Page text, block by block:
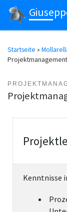
Zum Inhalt
Startseite »
Projektmanagement
Kenntnisse